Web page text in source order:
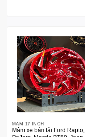
MÂM 17 INCH
Mâm xe bán tải Ford Rapto,